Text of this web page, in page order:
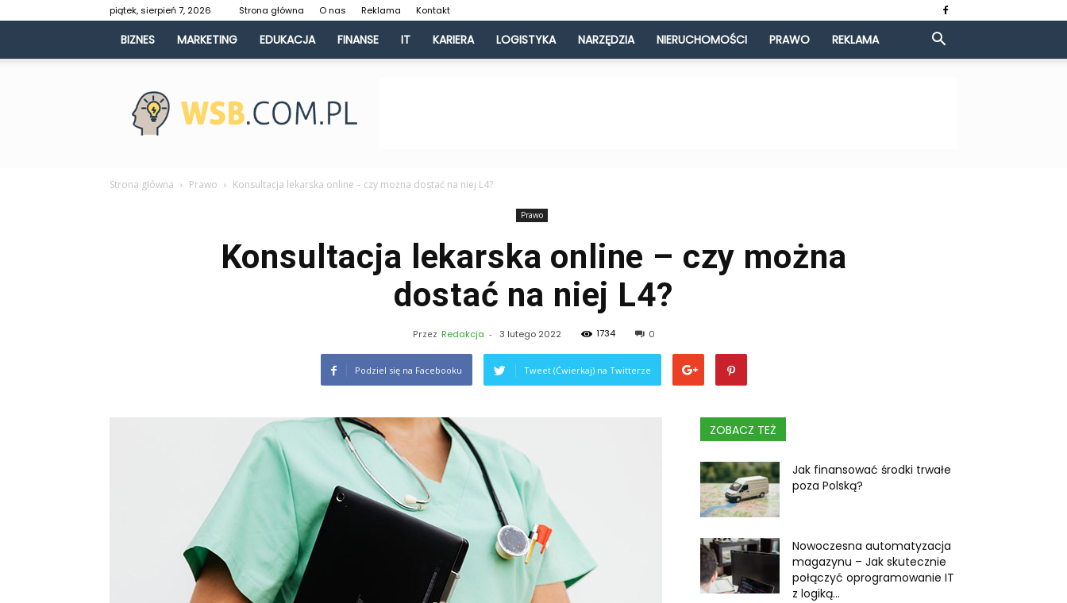
piątek, sierpień 7, 2026 Strona główna O nas Reklama Kontakt
BIZNES MARKETING EDUKACJA FINANSE IT KARIERA LOGISTYKA NARZĘDZIA NIERUCHOMOŚCI PRAWO REKLAMA
Strona główna Prawo Konsultacja lekarska online – czy można dostać na niej L4?
Prawo
Konsultacja lekarska online – czy można
dostać na niej L4?
Przez Redakcja - 3 lutego 2022 1734 0
Podziel się na Facebooku Tweet (Ćwierkaj) na Twitterze
ZOBACZ TEŻ
Jak finansować środki trwałe
poza Polską?
Nowoczesna automatyzacja
magazynu – Jak skutecznie
połączyć oprogramowanie IT
z logiką...